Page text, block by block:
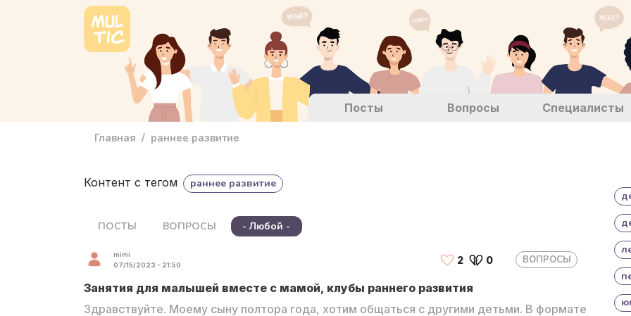
Перейти к основному содержанию
main_menu Посты Вопросы Специалисты
Главная раннее развитие
Контент с тегом раннее развитие
ПОСТЫ ВОПРОСЫ - Любой -
mimi
07/15/2023 - 21:50 2 0 ВОПРОСЫ
Занятия для малышей вместе с мамой, клубы раннего развития
Здравствуйте. Моему сыну полтора года, хотим общаться с другими детьми. В формате